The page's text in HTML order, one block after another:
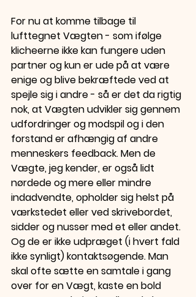
For nu at komme tilbage til
lufttegnet Vægten - som ifølge
klicheerne ikke kan fungere uden
partner og kun er ude på at være
enige og blive bekræftede ved at
spejle sig i andre - så er det da rigtig
nok, at Vægten udvikler sig gennem
udfordringer og modspil og i den
forstand er afhængig af andre
menneskers feedback. Men de
Vægte, jeg kender, er også lidt
nørdede og mere eller mindre
indadvendte, opholder sig helst på
værkstedet eller ved skrivebordet,
sidder og nusser med et eller andet.
Og de er ikke udpræget (i hvert fald
ikke synligt) kontaktsøgende. Man
skal ofte sætte en samtale i gang
over for en Vægt, kaste en bold